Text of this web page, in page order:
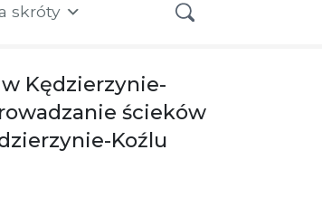
skróty
Kędzierzynie-
ścieków
Koźlu